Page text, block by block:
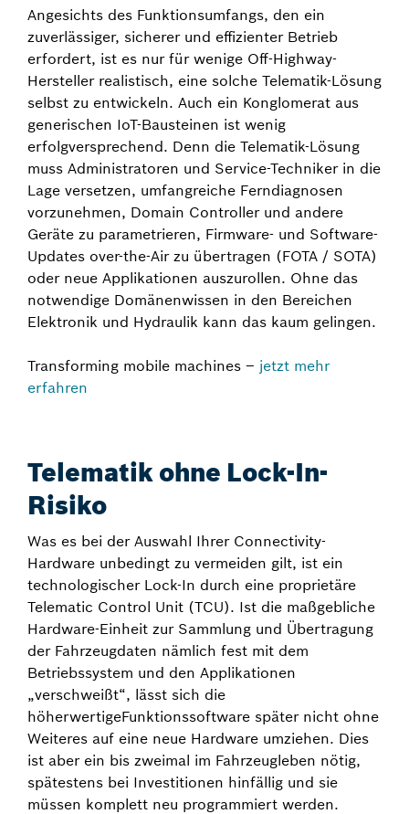
Angesichts des Funktionsumfangs, den ein
zuverlässiger, sicherer und effizienter Betrieb
erfordert, ist es nur für wenige Off-Highway-
Hersteller realistisch, eine solche Telematik-Lösung
selbst zu entwickeln. Auch ein Konglomerat aus
generischen IoT-Bausteinen ist wenig
erfolgversprechend. Denn die Telematik-Lösung
muss Administratoren und Service-Techniker in die
Lage versetzen, umfangreiche Ferndiagnosen
vorzunehmen, Domain Controller und andere
Geräte zu parametrieren, Firmware- und Software-
Updates over-the-Air zu übertragen (FOTA / SOTA)
oder neue Applikationen auszurollen. Ohne das
notwendige Domänenwissen in den Bereichen
Elektronik und Hydraulik kann das kaum gelingen.
Transforming mobile machines – jetzt mehr
erfahren
Telematik ohne Lock-In-
Risiko
Was es bei der Auswahl Ihrer Connectivity-
Hardware unbedingt zu vermeiden gilt, ist ein
technologischer Lock-In durch eine proprietäre
Telematic Control Unit (TCU). Ist die maßgebliche
Hardware-Einheit zur Sammlung und Übertragung
der Fahrzeugdaten nämlich fest mit dem
Betriebssystem und den Applikationen
„verschweißt“, lässt sich die
höherwertigeFunktionssoftware später nicht ohne
Weiteres auf eine neue Hardware umziehen. Dies
ist aber ein bis zweimal im Fahrzeugleben nötig,
spätestens bei Investitionen hinfällig und sie
müssen komplett neu programmiert werden.